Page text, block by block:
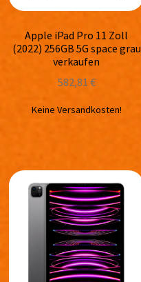
Apple iPad Pro 11 Zoll
(2022) 256GB 5G space grau
verkaufen
582,81 €
Keine Versandkosten!